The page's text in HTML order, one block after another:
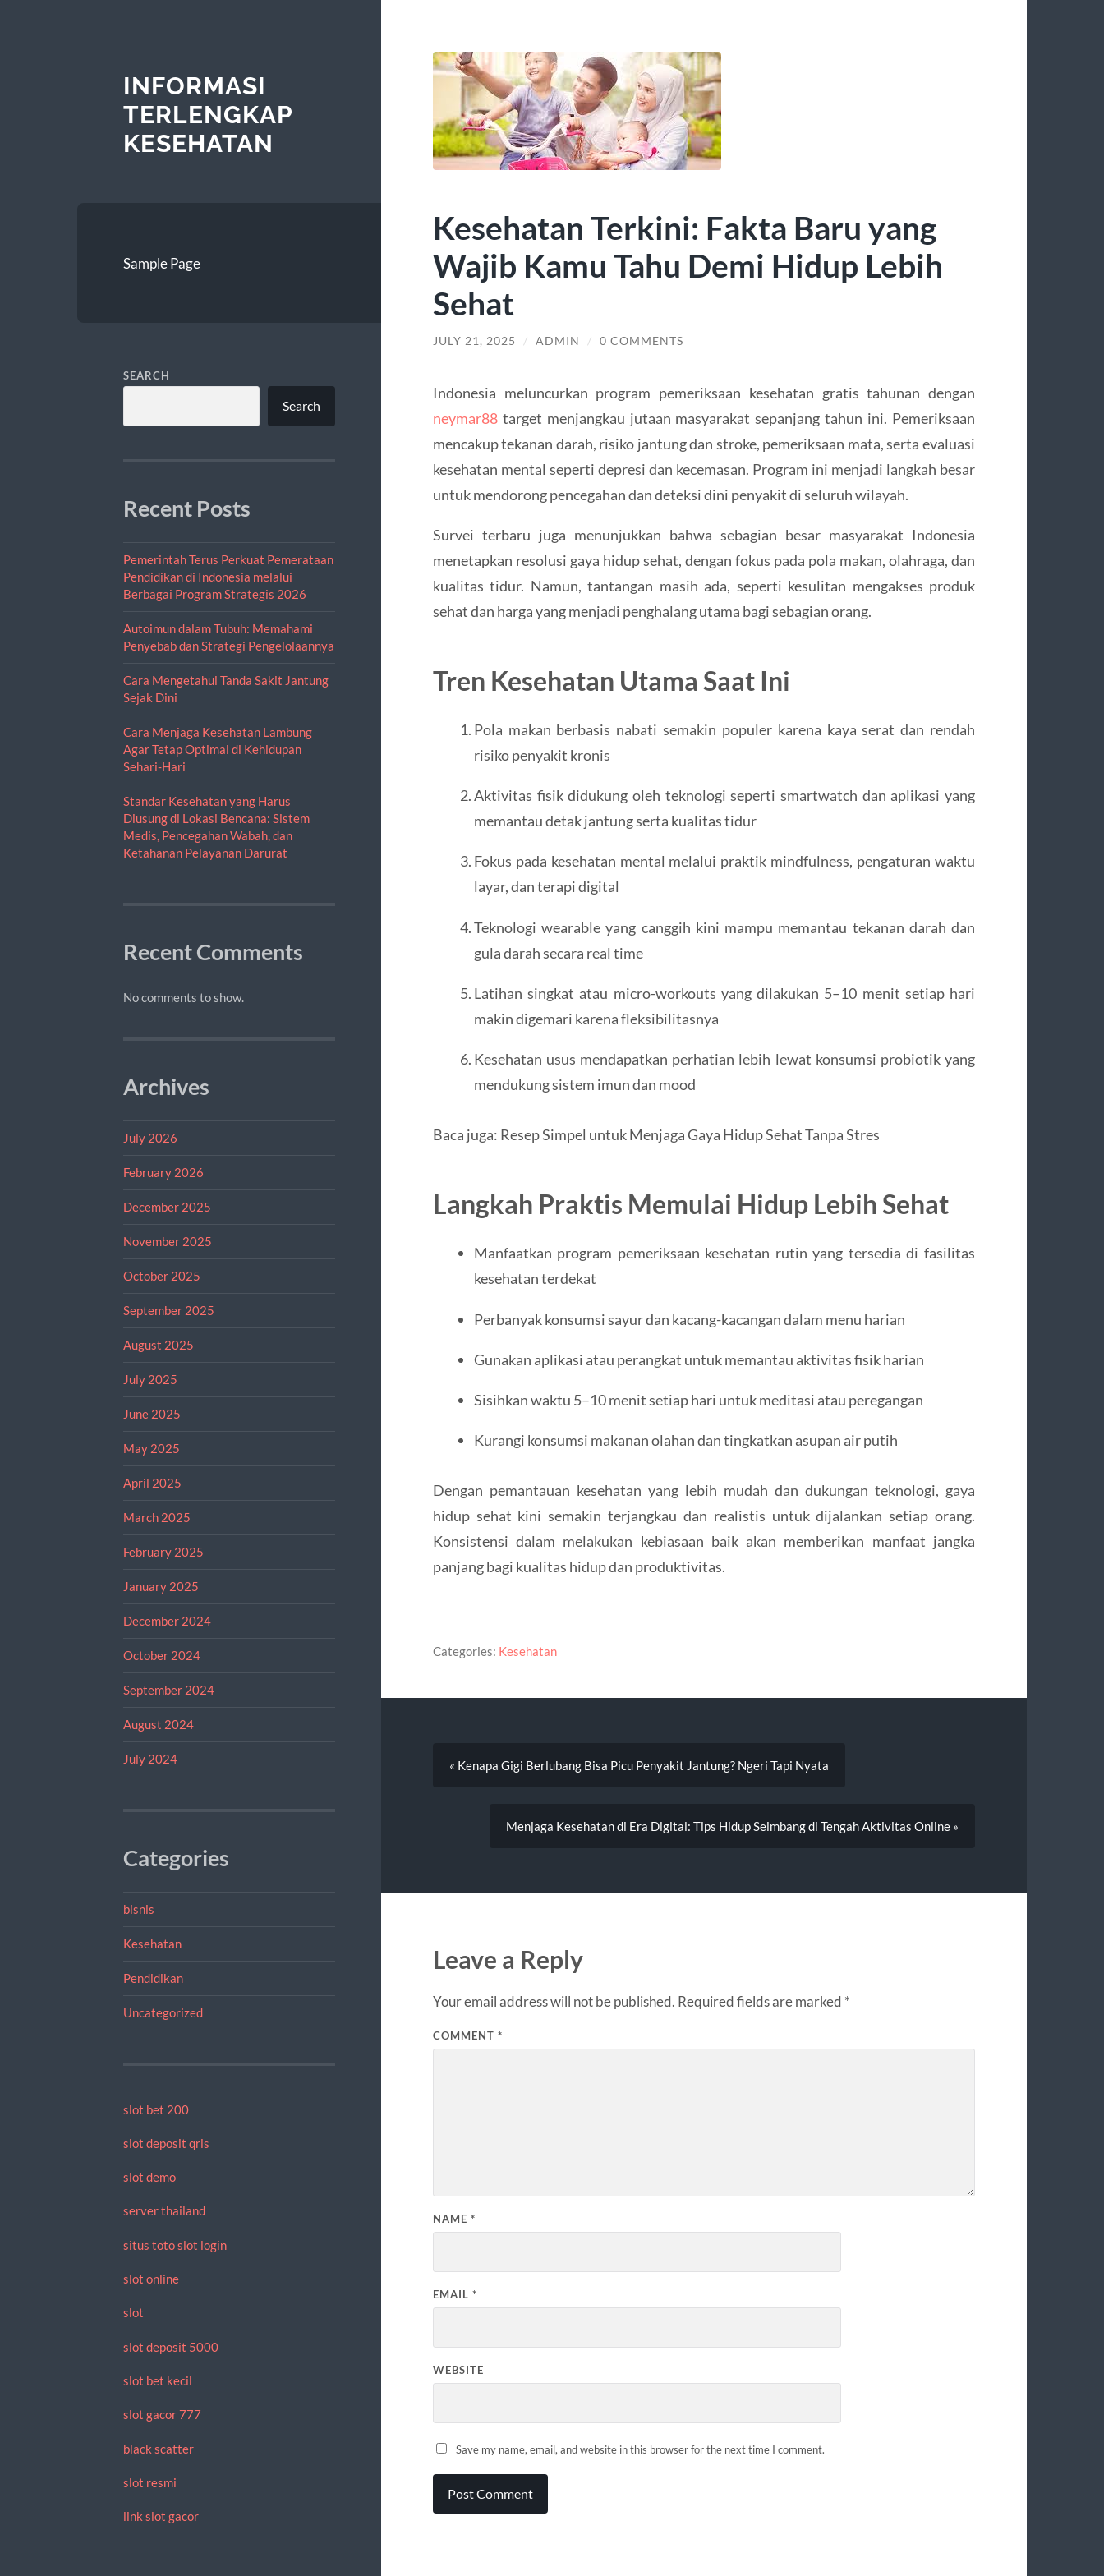
INFORMASI
TERLENGKAP
KESEHATAN
Sample Page
SEARCH
Search
Recent Posts
Pemerintah Terus Perkuat Pemerataan
Pendidikan di Indonesia melalui
Berbagai Program Strategis 2026
Autoimun dalam Tubuh: Memahami
Penyebab dan Strategi Pengelolaannya
Cara Mengetahui Tanda Sakit Jantung
Sejak Dini
Cara Menjaga Kesehatan Lambung
Agar Tetap Optimal di Kehidupan
Sehari-Hari
Standar Kesehatan yang Harus
Diusung di Lokasi Bencana: Sistem
Medis, Pencegahan Wabah, dan
Ketahanan Pelayanan Darurat
Recent Comments
No comments to show.
Archives
July 2026
February 2026
December 2025
November 2025
October 2025
September 2025
August 2025
July 2025
June 2025
May 2025
April 2025
March 2025
February 2025
January 2025
December 2024
October 2024
September 2024
August 2024
July 2024
Categories
bisnis
Kesehatan
Pendidikan
Uncategorized
slot bet 200
slot deposit qris
slot demo
server thailand
situs toto slot login
slot online
slot
slot deposit 5000
slot bet kecil
slot gacor 777
black scatter
slot resmi
link slot gacor
Kesehatan Terkini: Fakta Baru yang
Wajib Kamu Tahu Demi Hidup Lebih
Sehat
JULY 21, 2025 / ADMIN / 0 COMMENTS
Indonesia meluncurkan program pemeriksaan kesehatan gratis tahunan dengan
neymar88target menjangkau jutaan masyarakat sepanjang tahun ini. Pemeriksaan
mencakup tekanan darah, risiko jantung dan stroke, pemeriksaan mata, serta evaluasi
kesehatan mental seperti depresi dan kecemasan. Program ini menjadi langkah besar
untuk mendorong pencegahan dan deteksi dini penyakit di seluruh wilayah.
Survei terbaru juga menunjukkan bahwa sebagian besar masyarakat Indonesia
menetapkan resolusi gaya hidup sehat, dengan fokus pada pola makan, olahraga, dan
kualitas tidur. Namun, tantangan masih ada, seperti kesulitan mengakses produk
sehat dan harga yang menjadi penghalang utama bagi sebagian orang.
Tren Kesehatan Utama Saat Ini
Pola makan berbasis nabati semakin populer karena kaya serat dan rendah
risiko penyakit kronis
Aktivitas fisik didukung oleh teknologi seperti smartwatch dan aplikasi yang
memantau detak jantung serta kualitas tidur
Fokus pada kesehatan mental melalui praktik mindfulness, pengaturan waktu
layar, dan terapi digital
Teknologi wearable yang canggih kini mampu memantau tekanan darah dan
gula darah secara real time
Latihan singkat atau micro-workouts yang dilakukan 5–10 menit setiap hari
makin digemari karena fleksibilitasnya
Kesehatan usus mendapatkan perhatian lebih lewat konsumsi probiotik yang
mendukung sistem imun dan mood
Baca juga: Resep Simpel untuk Menjaga Gaya Hidup Sehat Tanpa Stres
Langkah Praktis Memulai Hidup Lebih Sehat
Manfaatkan program pemeriksaan kesehatan rutin yang tersedia di fasilitas
kesehatan terdekat
Perbanyak konsumsi sayur dan kacang-kacangan dalam menu harian
Gunakan aplikasi atau perangkat untuk memantau aktivitas fisik harian
Sisihkan waktu 5–10 menit setiap hari untuk meditasi atau peregangan
Kurangi konsumsi makanan olahan dan tingkatkan asupan air putih
Dengan pemantauan kesehatan yang lebih mudah dan dukungan teknologi, gaya
hidup sehat kini semakin terjangkau dan realistis untuk dijalankan setiap orang.
Konsistensi dalam melakukan kebiasaan baik akan memberikan manfaat jangka
panjang bagi kualitas hidup dan produktivitas.
Categories: Kesehatan
« Kenapa Gigi Berlubang Bisa Picu Penyakit Jantung? Ngeri Tapi Nyata
Menjaga Kesehatan di Era Digital: Tips Hidup Seimbang di Tengah Aktivitas Online »
Leave a Reply
Your email address will not be published. Required fields are marked *
COMMENT *
NAME *
EMAIL *
WEBSITE
Save my name, email, and website in this browser for the next time I comment.